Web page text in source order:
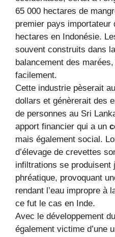
65 000 hectares de
premier pays importateur
hectares en Indonésie.
souvent construits dans
balancement des
facilement.
Cette industrie pèserait
dollars et génèrerait des
de personnes au Sri
apport financier qui a un
mais également social.
d’élevage de crevettes
infiltrations se produisent
phréatique, provoquant
rendant l’eau impropre à
ce fut le cas en Inde.
Avec le développement
également victime d’une